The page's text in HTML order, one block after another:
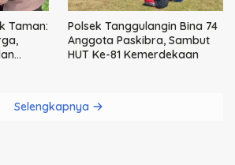
Taman:
Polsek Tanggulangin Bina 74
Anggota Paskibra, Sambut
HUT Ke-81 Kemerdekaan
Selengkapnya